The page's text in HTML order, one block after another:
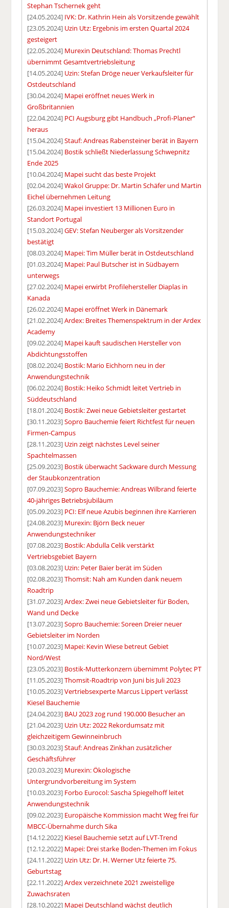
Stephan Tschernek geht
[24.05.2024] IVK: Dr. Kathrin Hein als Vorsitzende gewählt
[23.05.2024] Uzin Utz: Ergebnis im ersten Quartal 2024
gesteigert
[22.05.2024] Murexin Deutschland: Thomas Prechtl
übernimmt Gesamtvertriebsleitung
[14.05.2024] Uzin: Stefan Dröge neuer Verkaufsleiter für
Ostdeutschland
[30.04.2024] Mapei eröffnet neues Werk in
Großbritannien
[22.04.2024] PCI Augsburg gibt Handbuch „Profi-Planer“
heraus
[15.04.2024]Stauf: Andreas Rabensteiner berät in Bayern
[15.04.2024] Bostik schließt Niederlassung Schwepnitz
Ende 2025
[10.04.2024] Mapei sucht das beste Projekt
[02.04.2024]Wakol Gruppe: Dr. Martin Schäfer und Martin
Eichel übernehmen Leitung
[26.03.2024] Mapei investiert 13 Millionen Euro in
Standort Portugal
[15.03.2024]GEV: Stefan Neuberger als Vorsitzender
bestätigt
[08.03.2024] Mapei: Tim Müller berät in Ostdeutschland
[01.03.2024] Mapei: Paul Butscher ist in Südbayern
unterwegs
[27.02.2024] Mapei erwirbt Profilehersteller Diaplas in
Kanada
[26.02.2024] Mapei eröffnet Werk in Dänemark
[21.02.2024]Ardex: Breites Themenspektrum in der Ardex
Academy
[09.02.2024] Mapei kauft saudischen Hersteller von
Abdichtungsstoffen
[08.02.2024] Bostik: Mario Eichhorn neu in der
Anwendungstechnik
[06.02.2024] Bostik: Heiko Schmidt leitet Vertrieb in
Süddeutschland
[18.01.2024] Bostik: Zwei neue Gebietsleiter gestartet
[30.11.2023]Sopro Bauchemie feiert Richtfest für neuen
Firmen-Campus
[28.11.2023] Uzin zeigt nächstes Level seiner
Spachtelmassen
[25.09.2023] Bostik überwacht Sackware durch Messung
der Staubkonzentration
[07.09.2023]Sopro Bauchemie: Andreas Wilbrand feierte
40-jähriges Betriebsjubiläum
[05.09.2023] PCI: Elf neue Azubis beginnen ihre Karrieren
[24.08.2023] Murexin: Björn Beck neuer
Anwendungstechniker
[07.08.2023] Bostik: Abdulla Celik verstärkt
Vertriebsgebiet Bayern
[03.08.2023] Uzin: Peter Baier berät im Süden
[02.08.2023]Thomsit: Nah am Kunden dank neuem
Roadtrip
[31.07.2023]Ardex: Zwei neue Gebietsleiter für Boden,
Wand und Decke
[13.07.2023]Sopro Bauchemie: Soreen Dreier neuer
Gebietsleiter im Norden
[10.07.2023] Mapei: Kevin Wiese betreut Gebiet
Nord/West
[23.05.2023] Bostik-Mutterkonzern übernimmt Polytec PT
[11.05.2023]Thomsit-Roadtrip von Juni bis Juli 2023
[10.05.2023]Vertriebsexperte Marcus Lippert verlässt
Kiesel Bauchemie
[24.04.2023] BAU 2023 zog rund 190.000 Besucher an
[21.04.2023] Uzin Utz: 2022 Rekordumsatz mit
gleichzeitigem Gewinneinbruch
[30.03.2023]Stauf: Andreas Zinkhan zusätzlicher
Geschäftsführer
[20.03.2023] Murexin: Ökologische
Untergrundvorbereitung im System
[10.03.2023] Forbo Eurocol: Sascha Spiegelhoff leitet
Anwendungstechnik
[09.02.2023] Europäische Kommission macht Weg frei für
MBCC-Übernahme durch Sika
[14.12.2022] Kiesel Bauchemie setzt auf LVT-Trend
[12.12.2022] Mapei: Drei starke Boden-Themen im Fokus
[24.11.2022] Uzin Utz: Dr. H. Werner Utz feierte 75.
Geburtstag
[22.11.2022]Ardex verzeichnete 2021 zweistellige
Zuwachsraten
[28.10.2022] Mapei Deutschland wächst deutlich